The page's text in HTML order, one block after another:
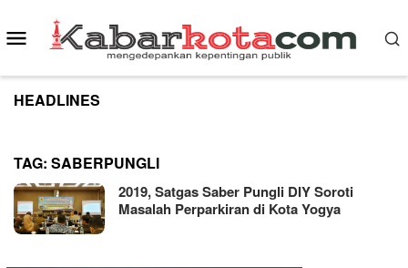
to
content
Mobile
Menu
HEADLINES
TAG: SABERPUNGLI
2019, Satgas Saber Pungli DIY Soroti
Masalah Perparkiran di Kota Yogya